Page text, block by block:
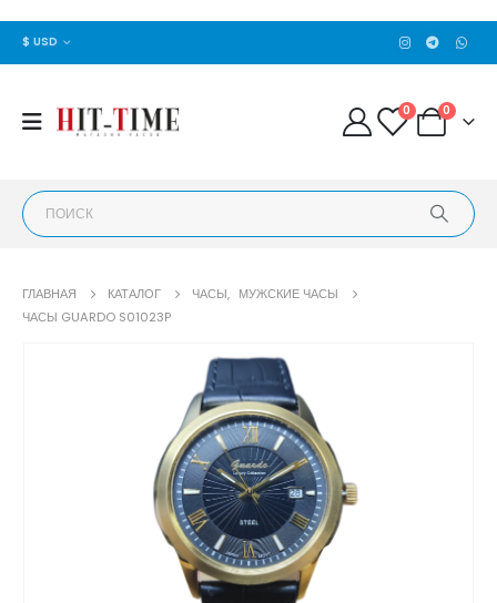
$ USD
0 0
ГЛАВНАЯ КАТАЛОГ ЧАСЫ, МУЖСКИЕ ЧАСЫ
ЧАСЫ GUARDO S01023P